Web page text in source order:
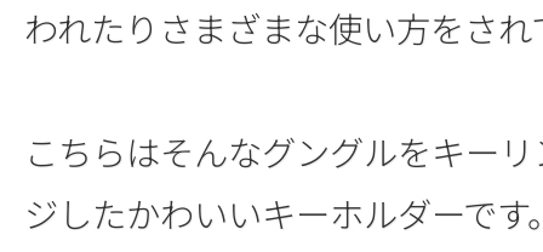
われたりさまざまな使い方をされ
こちらはそんなグングルをキー
ジしたかわいいキーホルダーで